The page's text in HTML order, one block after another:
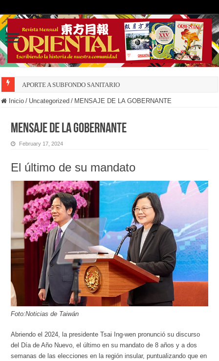
APORTE A SUBFONDO SANITARIO
Inicio / Uncategorized / MENSAJE DE LA GOBERNANTE
MENSAJE DE LA GOBERNANTE
February 17, 2024
El último de su mandato
Foto:Noticias de Taiwán
Abriendo el 2024, la presidente Tsai Ing-wen pronunció su discurso
del Día de Año Nuevo, el último en su mandato de 8 años y a dos
semanas de las elecciones en la región insular, puntualizando que en